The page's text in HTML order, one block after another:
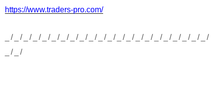
https://www.traders-pro.com/
_/_/_/_/_/_/_/_/_/_/_/_/_/_/_/_/_/_/_/_/_/_/
_/_/